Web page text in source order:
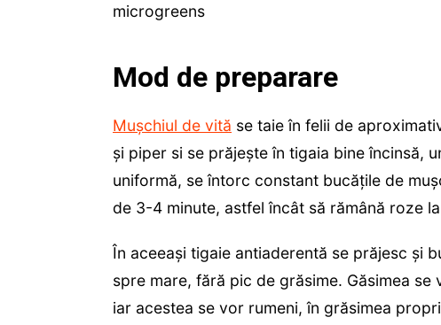
microgreens
Mod de preparare
Mușchiul de vită se taie în felii de
și piper si se prăjește în tigaia bine încinsă,
uniformă, se întorc constant bucățile de
de 3-4 minute, astfel încât să rămână roze
În aceeași tigaie antiaderentă se prăjesc și
spre mare, fără pic de grăsime. Găsimea
iar acestea se vor rumeni, în grăsimea